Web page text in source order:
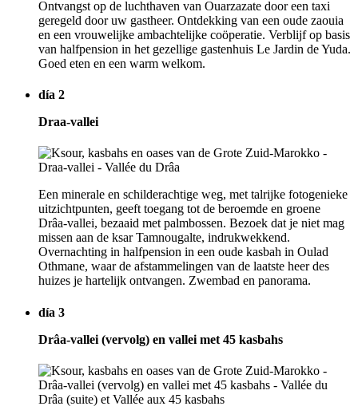
Ontvangst op de luchthaven van Ouarzazate door een taxi
geregeld door uw gastheer. Ontdekking van een oude zaouia
en een vrouwelijke ambachtelijke coöperatie. Verblijf op basis
van halfpension in het gezellige gastenhuis Le Jardin de Yuda.
Goed eten en een warm welkom.
día 2
Draa-vallei
Een minerale en schilderachtige weg, met talrijke fotogenieke
uitzichtpunten, geeft toegang tot de beroemde en groene
Drâa-vallei, bezaaid met palmbossen. Bezoek dat je niet mag
missen aan de ksar Tamnougalte, indrukwekkend.
Overnachting in halfpension in een oude kasbah in Oulad
Othmane, waar de afstammelingen van de laatste heer des
huizes je hartelijk ontvangen. Zwembad en panorama.
día 3
Drâa-vallei (vervolg) en vallei met 45 kasbahs